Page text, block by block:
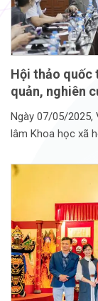
Hội thảo quốc
quản, nghiên
Ngày 07/05/2025,
lâm Khoa học xã